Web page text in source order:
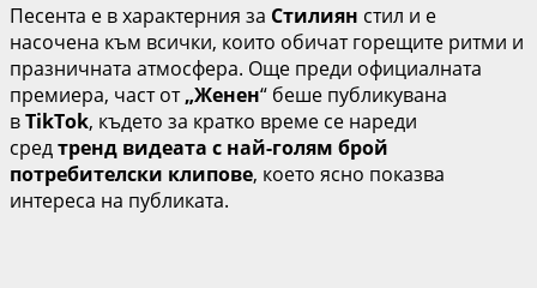
Песента е в характерния за Стилиян стил и е
насочена към всички, които обичат горещите ритми и
празничната атмосфера. Още преди официалната
премиера, част от„Женен“ беше публикувана
вTikTok, където за кратко време се нареди
средтренд видеата с най-голям брой
потребителски клипове, което ясно показва
интереса на публиката.